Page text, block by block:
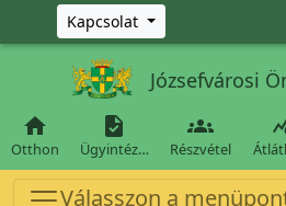
Ugrás a fő tartalomra
Kapcsolat
Józsefvárosi

Otthon

Ügyintéz…

Részvétel
Válasszon a